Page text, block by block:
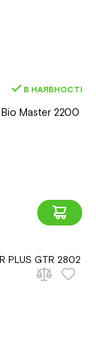
В НАЯВНОСТІ
Master 2200